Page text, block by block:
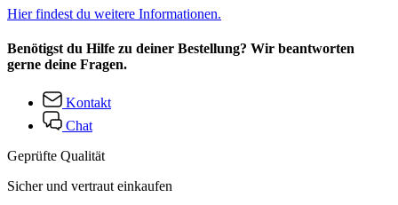
Hier findest du weitere Informationen.
Benötigst du Hilfe zu deiner Bestellung? Wir beantworten
gerne deine Fragen.
Kontakt
Chat
Geprüfte Qualität
Sicher und vertraut einkaufen